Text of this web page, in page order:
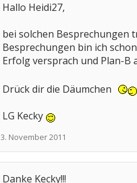
Hallo Heidi27,
bei solchen Besprechungen
Besprechungen bin ich
Erfolg versprach und Plan-B
Drück dir die Däumchen
LG Kecky
3. November 2011
Danke Kecky!!!